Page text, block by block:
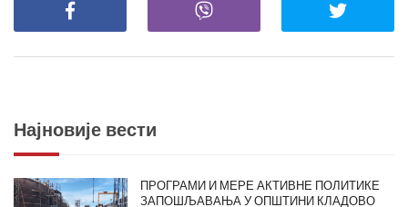
Најновије вести
ПРОГРАМИ И МЕРЕ АКТИВНЕ ПОЛИТИКЕ
ЗАПОШЉАВАЊА У ОПШТИНИ КЛАДОВО